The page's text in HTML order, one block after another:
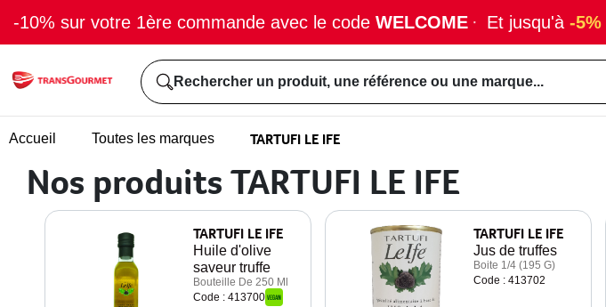
-10% sur votre 1ère commande avec le code WELCOME · Et jusqu'à -5%
Rechercher un produit, une référence ou une marque...
Accueil Toutes les marques TARTUFI LE IFE
Nos produits TARTUFI LE IFE
TARTUFI LE IFE
Huile d'olive
saveur truffe
Bouteille De 250 Ml
Code : 413700
TARTUFI LE IFE
Jus de truffes
Boite 1/4 (195 G)
Code : 413702